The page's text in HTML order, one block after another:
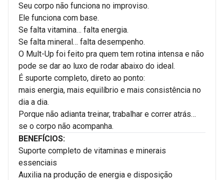
Seu corpo não funciona no improviso.
Ele funciona com base.
Se falta vitamina… falta energia.
Se falta mineral… falta desempenho.
O Mult-Up foi feito pra quem tem rotina intensa e não
pode se dar ao luxo de rodar abaixo do ideal.
É suporte completo, direto ao ponto:
mais energia, mais equilíbrio e mais consistência no
dia a dia.
Porque não adianta treinar, trabalhar e correr atrás…
se o corpo não acompanha.
BENEFÍCIOS:
Suporte completo de vitaminas e minerais
essenciais
Auxilia na produção de energia e disposição